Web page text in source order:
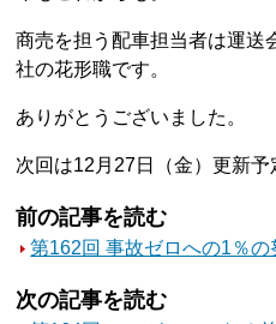
商売を担う配車担当者は運送
社の花形職です。
ありがとうございました。
次回は12月27日（金）更新予
前の記事を読む
第162回 事故ゼロへの1％の
次の記事を読む